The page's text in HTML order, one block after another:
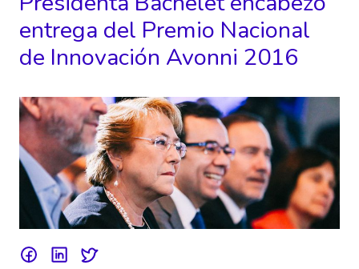
entrega del Premio Nacional
de Innovación Avonni 2016